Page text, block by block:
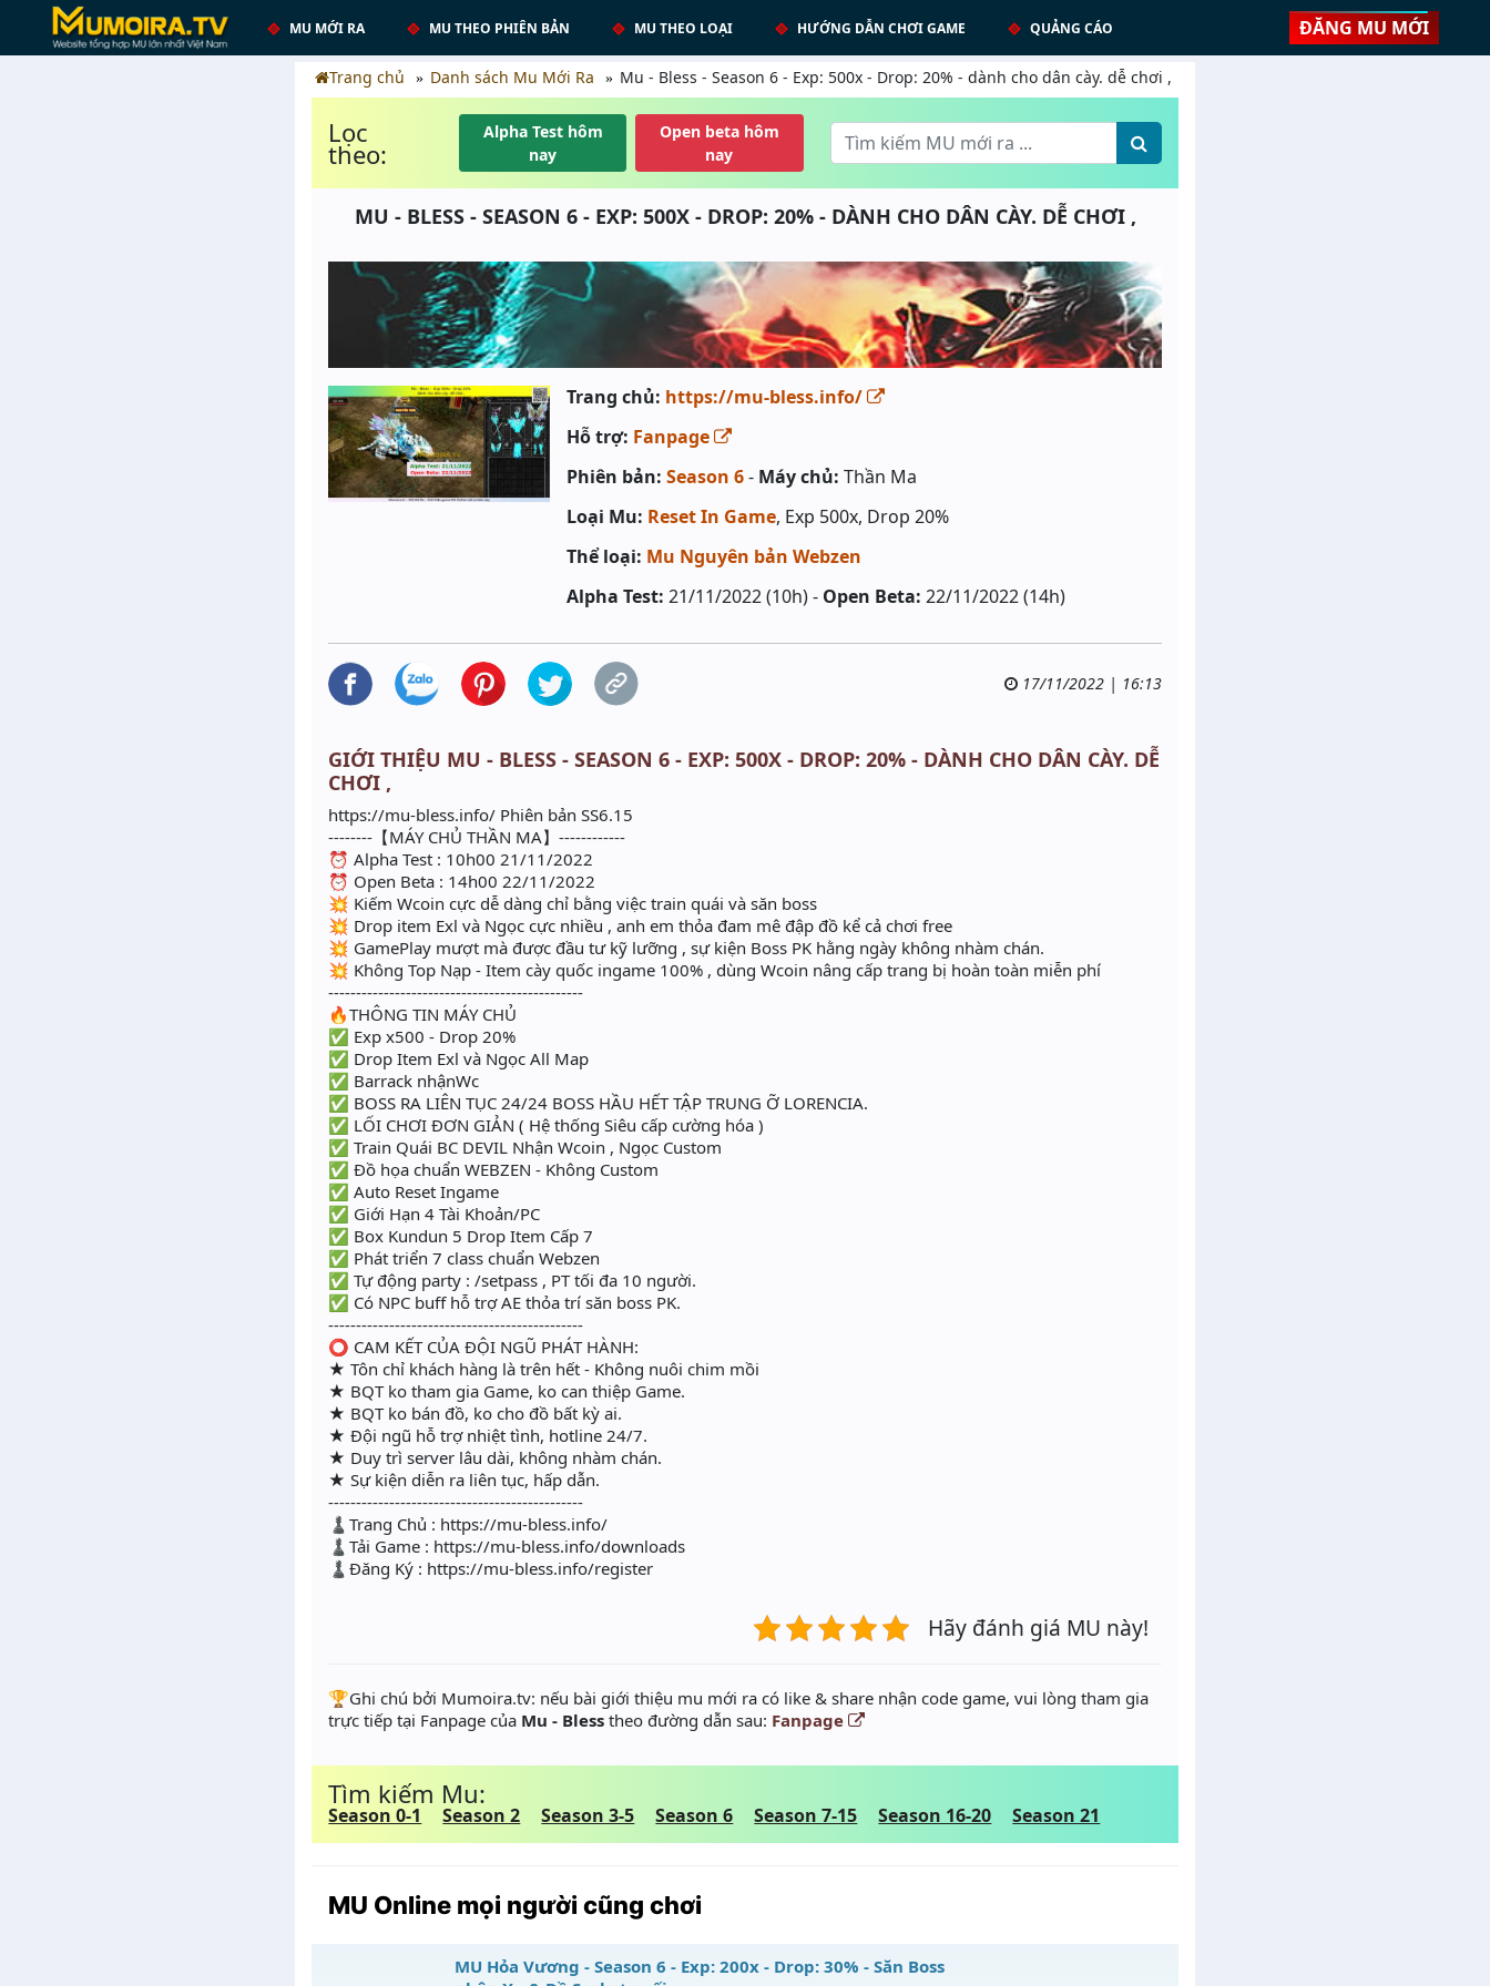
MU MỚI RA MU THEO PHIÊN BẢN MU THEO LOẠI HƯỚNG DẪN CHƠI GAME QUẢNG CÁO ĐĂNG MU MỚI
Trang chủ Danh sách Mu Mới Ra Mu - Bless - Season 6 - Exp: 500x - Drop: 20% - dành cho dân cày. dễ chơi ,
Lọc
theo:
Alpha Test hôm
nay
Open beta hôm
nay
MU - BLESS - SEASON 6 - EXP: 500X - DROP: 20% - DÀNH CHO DÂN CÀY. DỄ CHƠI ,
Trang chủ: https://mu-bless.info/
Hỗ trợ: Fanpage
Phiên bản: Season 6- Máy chủ: Thần Ma
Loại Mu: Reset In Game, Exp 500x, Drop 20%
Thể loại: Mu Nguyên bản Webzen
Alpha Test: 21/11/2022 (10h) - Open Beta: 22/11/2022 (14h)
17/11/2022 | 16:13
GIỚI THIỆU MU - BLESS - SEASON 6 - EXP: 500X - DROP: 20% - DÀNH CHO DÂN CÀY. DỄ
CHƠI ,
https://mu-bless.info/ Phiên bản SS6.15
--------【MÁY CHỦ THẦN MA】------------
⏰ Alpha Test : 10h00 21/11/2022
⏰ Open Beta : 14h00 22/11/2022
💥 Kiếm Wcoin cực dễ dàng chỉ bằng việc train quái và săn boss
💥 Drop item Exl và Ngọc cực nhiều , anh em thỏa đam mê đập đồ kể cả chơi free
💥 GamePlay mượt mà được đầu tư kỹ lưỡng , sự kiện Boss PK hằng ngày không nhàm chán.
💥 Không Top Nạp - Item cày quốc ingame 100% , dùng Wcoin nâng cấp trang bị hoàn toàn miễn phí
----------------------------------------------
🔥THÔNG TIN MÁY CHỦ
✅ Exp x500 - Drop 20%
✅ Drop Item Exl và Ngọc All Map
✅ Barrack nhậnWc
✅ BOSS RA LIÊN TỤC 24/24 BOSS HẦU HẾT TẬP TRUNG Ỡ LORENCIA.
✅ LỐI CHƠI ĐƠN GIẢN ( Hệ thống Siêu cấp cường hóa )
✅ Train Quái BC DEVIL Nhận Wcoin , Ngọc Custom
✅ Đồ họa chuẩn WEBZEN - Không Custom
✅ Auto Reset Ingame
✅ Giới Hạn 4 Tài Khoản/PC
✅ Box Kundun 5 Drop Item Cấp 7
✅ Phát triển 7 class chuẩn Webzen
✅ Tự động party : /setpass , PT tối đa 10 người.
✅ Có NPC buff hỗ trợ AE thỏa trí săn boss PK.
----------------------------------------------
⭕️ CAM KẾT CỦA ĐỘI NGŨ PHÁT HÀNH:
★ Tôn chỉ khách hàng là trên hết - Không nuôi chim mồi
★ BQT ko tham gia Game, ko can thiệp Game.
★ BQT ko bán đồ, ko cho đồ bất kỳ ai.
★ Đội ngũ hỗ trợ nhiệt tình, hotline 24/7.
★ Duy trì server lâu dài, không nhàm chán.
★ Sự kiện diễn ra liên tục, hấp dẫn.
----------------------------------------------
♟Trang Chủ : https://mu-bless.info/
♟Tải Game : https://mu-bless.info/downloads
♟Đăng Ký : https://mu-bless.info/register
Hãy đánh giá MU này!
️🏆Ghi chú bởi Mumoira.tv: nếu bài giới thiệu mu mới ra có like & share nhận code game, vui lòng tham gia
trực tiếp tại Fanpage của Mu - Bless theo đường dẫn sau: Fanpage
Tìm kiếm Mu:
Season 0-1 Season 2 Season 3-5 Season 6 Season 7-15 Season 16-20 Season 21
MU Online mọi người cũng chơi
MU Hỏa Vương - Season 6 - Exp: 200x - Drop: 30% - Săn Boss